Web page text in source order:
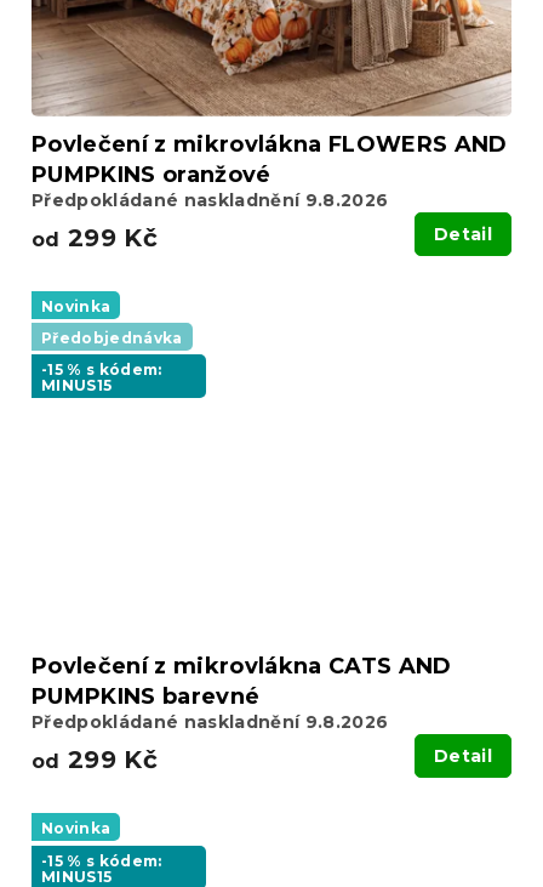
Povlečení z mikrovlákna FLOWERS AND
PUMPKINS oranžové
Předpokládané naskladnění 9.8.2026
od 299 Kč Detail
Novinka
Předobjednávka
-15 % s kódem:
MINUS15
Povlečení z mikrovlákna CATS AND
PUMPKINS barevné
Předpokládané naskladnění 9.8.2026
od 299 Kč Detail
Novinka
-15 % s kódem:
MINUS15